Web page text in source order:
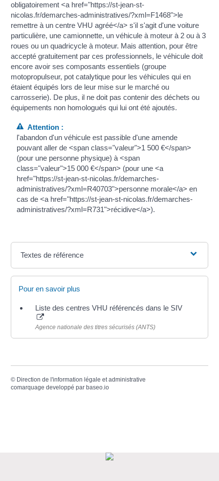
obligatoirement <a href="https://st-jean-st-
nicolas.fr/demarches-administratives/?xml=F1468">le
remettre à un centre VHU agréé</a> s'il s'agit d'une voiture
particulière, une camionnette, un véhicule à moteur à 2 ou à 3
roues ou un quadricycle à moteur. Mais attention, pour être
accepté gratuitement par ces professionnels, le véhicule doit
encore avoir ses composants essentiels (groupe
motopropulseur, pot catalytique pour les véhicules qui en
étaient équipés lors de leur mise sur le marché ou
carrosserie). De plus, il ne doit pas contenir des déchets ou
équipements non homologués qui lui ont été ajoutés.
Attention :
l'abandon d'un véhicule est passible d'une amende
pouvant aller de <span class="valeur">1 500 €</span>
(pour une personne physique) à <span
class="valeur">15 000 €</span> (pour une <a
href="https://st-jean-st-nicolas.fr/demarches-
administratives/?xml=R40703">personne morale</a> en
cas de <a href="https://st-jean-st-nicolas.fr/demarches-
administratives/?xml=R731">récidive</a>).
Textes de référence
Pour en savoir plus
Liste des centres VHU référencés dans le SIV
Agence nationale des titres sécurisés (ANTS)
© Direction de l'information légale et administrative
comarquage developpé par baseo.io